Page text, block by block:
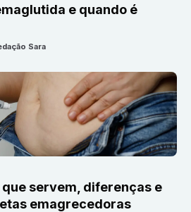
e quando é
Sara
servem, diferenças e
emagrecedoras